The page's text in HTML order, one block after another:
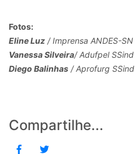
Fotos:
Eline Luz / Imprensa ANDES-SN
Vanessa Silveira/ Adufpel SSind
Diego Balinhas / Aprofurg SSind
Compartilhe...